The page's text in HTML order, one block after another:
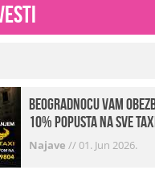
beogradnocu vam
10% popusta na sve
vožnje
Najave //01. Jun 2026.